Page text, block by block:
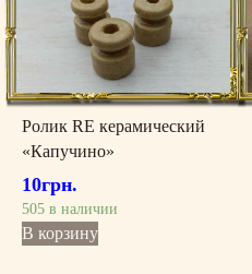
Ролик RE керамический
«Капучино»
10грн.
505 в наличии
В корзину